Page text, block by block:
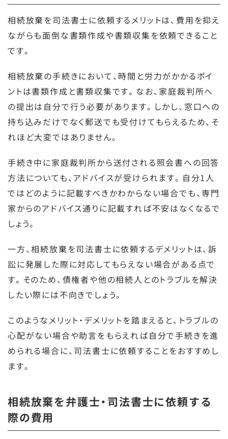
相続放棄を司法書士に依頼するメリットは、費用を抑え
ながらも面倒な書類作成や書類収集を依頼できること
です。
相続放棄の手続きにおいて、時間と労力がかかるポイ
ントは書類作成と書類収集です。なお、家庭裁判所へ
の提出は自分で行う必要があります。しかし、窓口への
持ち込みだけでなく郵送でも受付けてもらえるため、そ
れほど大変ではありません。
手続き中に家庭裁判所から送付される照会書への回答
方法についても、アドバイスが受けられます。自分1人
ではどのように記載すべきかわからない場合でも、専門
家からのアドバイス通りに記載すれば不安はなくなるで
しょう。
一方、相続放棄を司法書士に依頼するデメリットは、訴
訟に発展した際に対応してもらえない場合がある点で
す。そのため、債権者や他の相続人とのトラブルを解決
したい際には不向きでしょう。
このようなメリット・デメリットを踏まえると、トラブルの
心配がない場合や助言をもらえれば自分で手続きを進
められる場合に、司法書士に依頼することをおすすめし
ます。
相続放棄を弁護士・司法書士に依頼する
際の費用